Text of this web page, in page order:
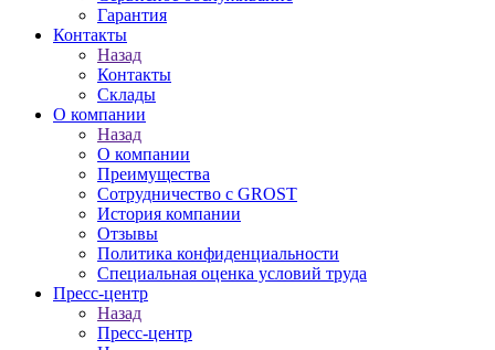
Гарантия
Контакты
Назад
Контакты
Склады
О компании
Назад
О компании
Преимущества
Сотрудничество с GROST
История компании
Отзывы
Политика конфиденциальности
Специальная оценка условий труда
Пресс-центр
Назад
Пресс-центр